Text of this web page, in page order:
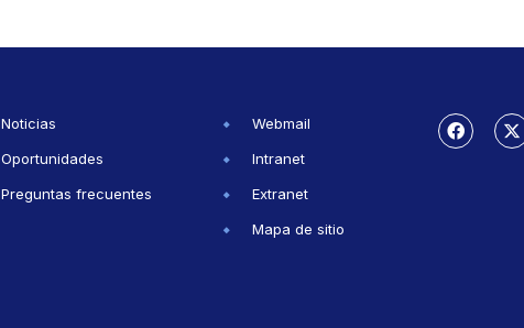
Noticias
Oportunidades
Preguntas frecuentes
Webmail
Intranet
Extranet
Mapa de sitio